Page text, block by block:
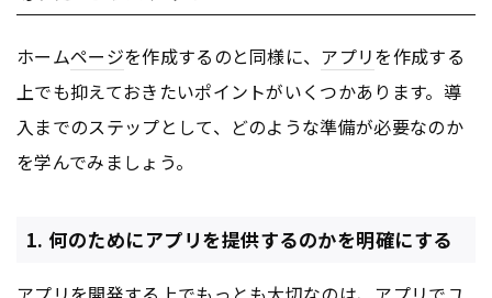
ホームページを作成するのと同様に、 アプリを作成する
上でも抑えておきたいポイントがいくつかあります。導
入までのステップとして、どのような準備が必要なのか
を学んでみましょう。
1. 何のためにアプリを提供するのかを明確にする